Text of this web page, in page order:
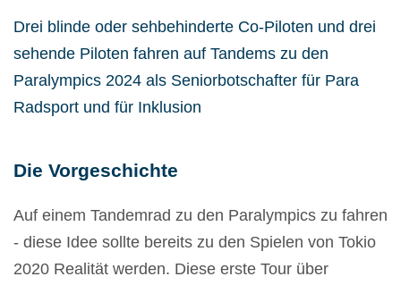
Drei blinde oder sehbehinderte Co-Piloten und drei
sehende Piloten fahren auf Tandems zu den
Paralympics 2024 als Seniorbotschafter für Para
Radsport und für Inklusion
Die Vorgeschichte
Auf einem Tandemrad zu den Paralympics zu fahren
- diese Idee sollte bereits zu den Spielen von Tokio
2020 Realität werden. Diese erste Tour über